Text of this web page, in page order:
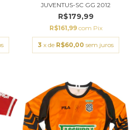
JUVENTUS-SC GG 2012
R$179,99
R$161,99 com Pix
3 x de R$60,00 sem juros